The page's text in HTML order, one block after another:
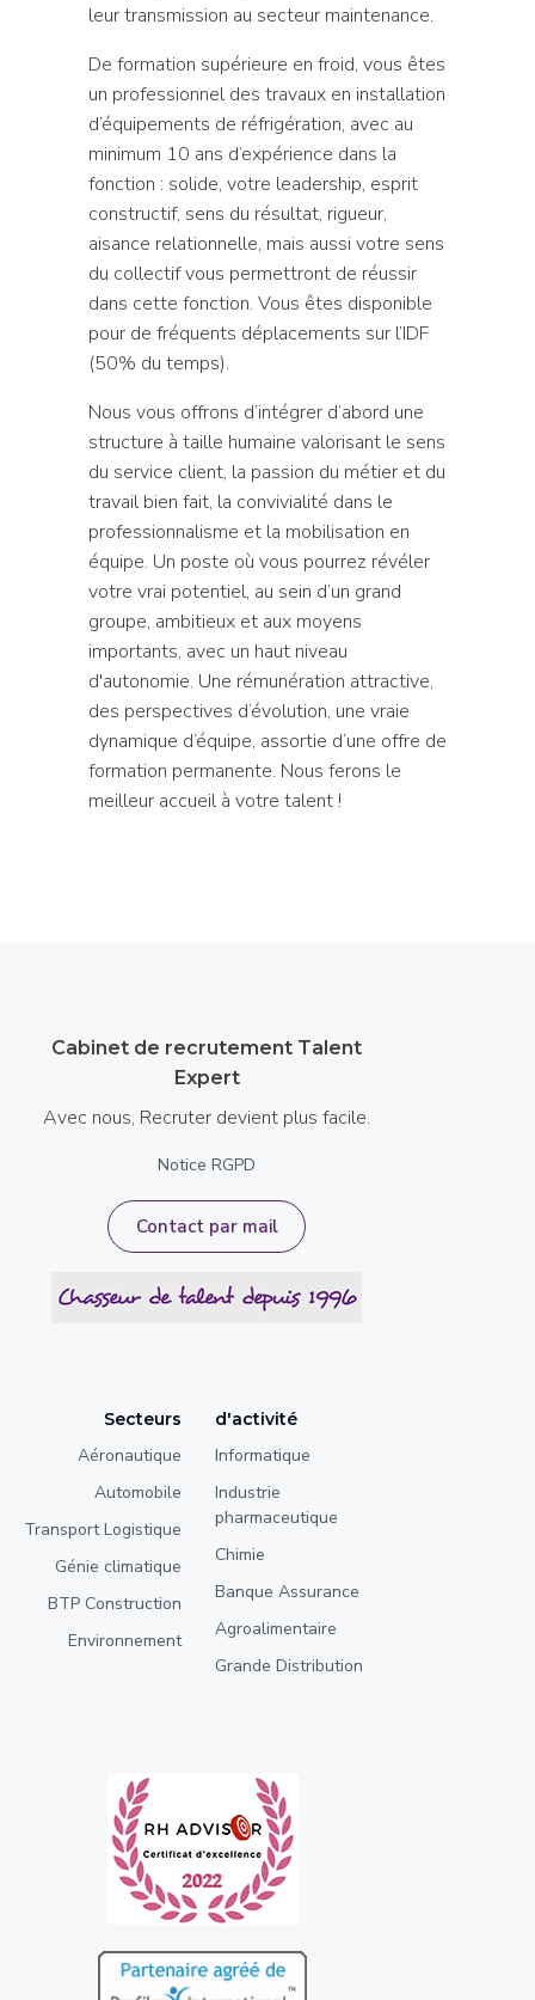
leur transmission au secteur maintenance.
De formation supérieure en froid, vous êtes
un professionnel des travaux en installation
d’équipements de réfrigération, avec au
minimum 10 ans d’expérience dans la
fonction : solide, votre leadership, esprit
constructif, sens du résultat, rigueur,
aisance relationnelle, mais aussi votre sens
du collectif vous permettront de réussir
dans cette fonction. Vous êtes disponible
pour de fréquents déplacements sur l’IDF
(50% du temps).
Nous vous offrons d’intégrer d’abord une
structure à taille humaine valorisant le sens
du service client, la passion du métier et du
travail bien fait, la convivialité dans le
professionnalisme et la mobilisation en
équipe. Un poste où vous pourrez révéler
votre vrai potentiel, au sein d’un grand
groupe, ambitieux et aux moyens
importants, avec un haut niveau
d'autonomie. Une rémunération attractive,
des perspectives d’évolution, une vraie
dynamique d’équipe, assortie d’une offre de
formation permanente. Nous ferons le
meilleur accueil à votre talent !
Cabinet de recrutement Talent
Expert
Avec nous, Recruter devient plus facile.
Notice RGPD
Contact par mail
Secteurs
Aéronautique
Automobile
Transport Logistique
Génie climatique
BTP Construction
Environnement
d'activité
Informatique
Industrie
pharmaceutique
Chimie
Banque Assurance
Agroalimentaire
Grande Distribution